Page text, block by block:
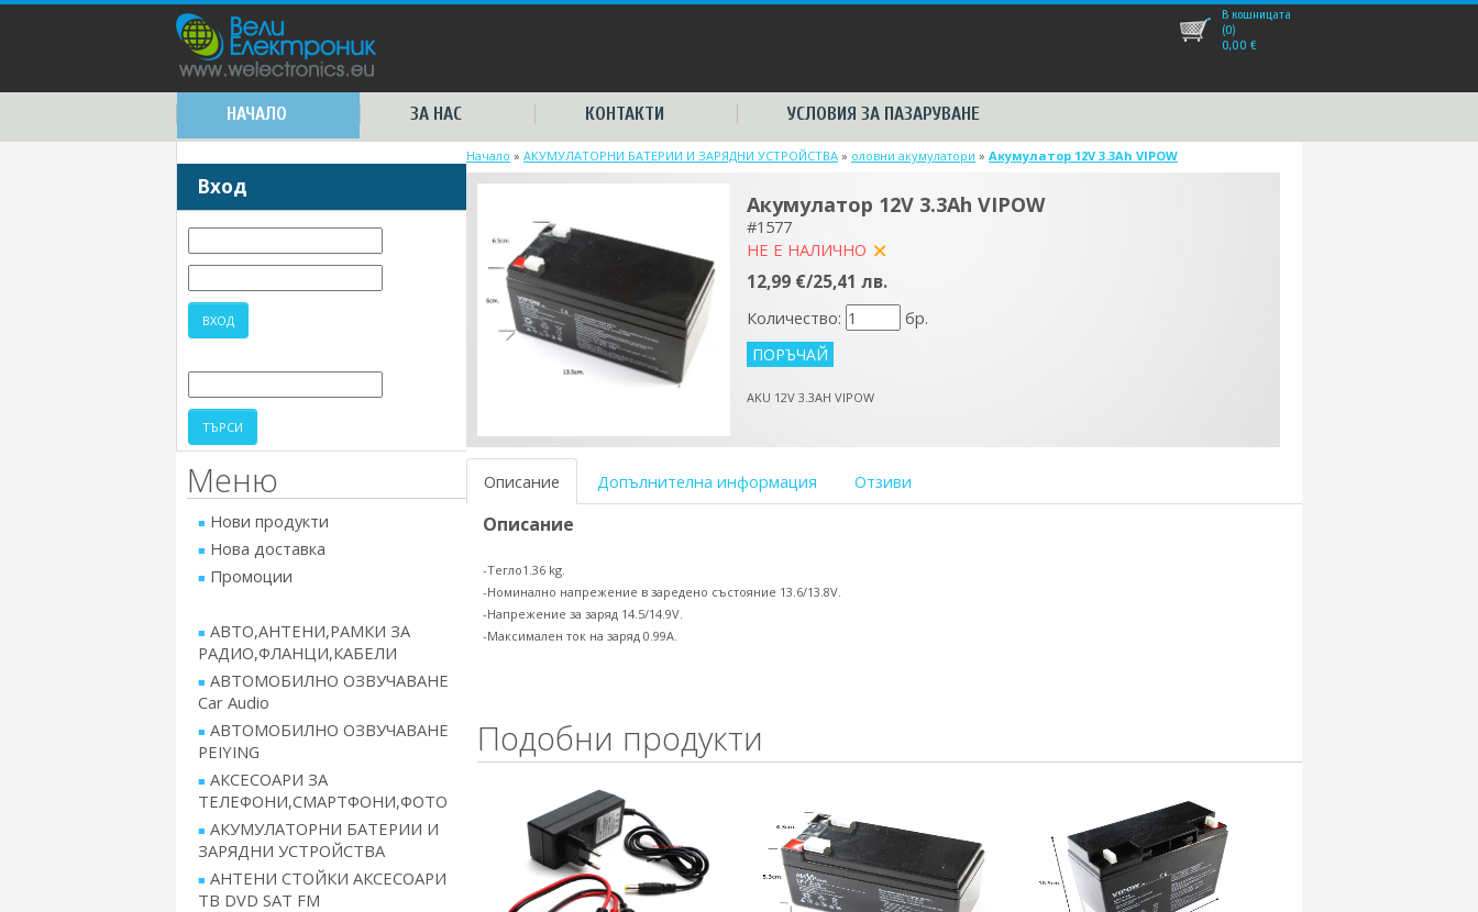
НАЧАЛО ЗА НАС КОНТАКТИ УСЛОВИЯ ЗА ПАЗАРУВАНЕ
В кошницата
(0)
0,00 €
Вход
Меню
Нови продукти
Нова доставка
Промоции
АВТО,АНТЕНИ,РАМКИ ЗА
РАДИО,ФЛАНЦИ,КАБЕЛИ
АВТОМОБИЛНО ОЗВУЧАВАНЕ
Car Audio
АВТОМОБИЛНО ОЗВУЧАВАНЕ
PEIYING
АКСЕСОАРИ ЗА
ТЕЛЕФОНИ,СМАРТФОНИ,ФОТО
АКУМУЛАТОРНИ БАТЕРИИ И
ЗАРЯДНИ УСТРОЙСТВА
АНТЕНИ СТОЙКИ АКСЕСОАРИ
ТВ DVD SAT FM
Начало » АКУМУЛАТОРНИ БАТЕРИИ И ЗАРЯДНИ УСТРОЙСТВА » оловни акумулатори » Акумулатор 12V 3.3Ah VIPOW
Акумулатор 12V 3.3Ah VIPOW
#1577
НЕ Е НАЛИЧНО
12,99 €/25,41 лв.
Количество: бр.
AKU 12V 3.3AH VIPOW
Описание Допълнителна информация Отзиви
Описание
-Тегло1.36 kg.
-Номинално напрежение в заредено състояние 13.6/13.8V.
-Напрежение за заряд 14.5/14.9V.
-Максимален ток на заряд 0.99A.
Подобни продукти